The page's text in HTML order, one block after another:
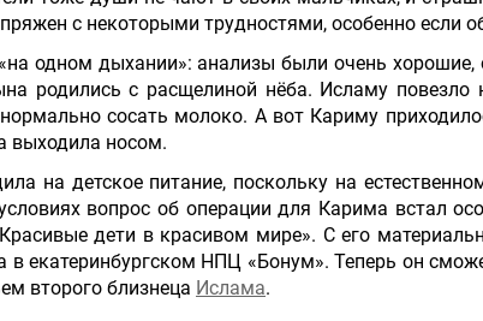
с некоторыми трудностями, особенно если
одном дыхании»: анализы были очень хорошие,
родились с расщелиной нёба. Исламу
сосать молоко. А вот Кариму
выходила носом.
на детское питание, поскольку на
вопрос об операции для Карима встал
дети в красивом мире». С его
екатеринбургском НПЦ «Бонум». Теперь он
второго близнеца Ислама.